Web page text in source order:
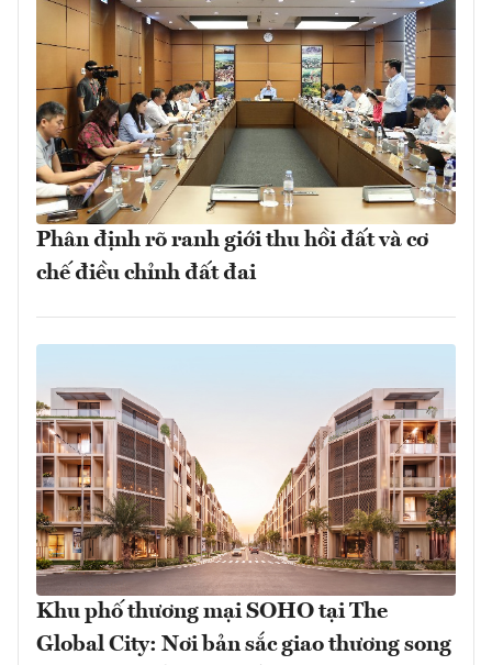
Phân định rõ ranh giới thu hồi đất và cơ
chế điều chỉnh đất đai
Khu phố thương mại SOHO tại The
Global City: Nơi bản sắc giao thương song